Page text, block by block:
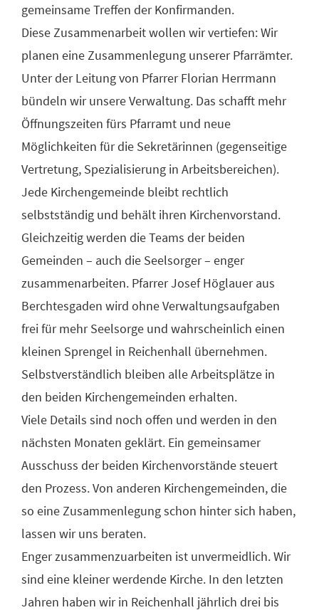
gemeinsame Treffen der Konfirmanden.
Diese Zusammenarbeit wollen wir vertiefen: Wir
planen eine Zusammenlegung unserer Pfarrämter.
Unter der Leitung von Pfarrer Florian Herrmann
bündeln wir unsere Verwaltung. Das schafft mehr
Öffnungszeiten fürs Pfarramt und neue
Möglichkeiten für die Sekretärinnen (gegenseitige
Vertretung, Spezialisierung in Arbeitsbereichen).
Jede Kirchengemeinde bleibt rechtlich
selbstständig und behält ihren Kirchenvorstand.
Gleichzeitig werden die Teams der beiden
Gemeinden – auch die Seelsorger – enger
zusammenarbeiten. Pfarrer Josef Höglauer aus
Berchtesgaden wird ohne Verwaltungsaufgaben
frei für mehr Seelsorge und wahrscheinlich einen
kleinen Sprengel in Reichenhall übernehmen.
Selbstverständlich bleiben alle Arbeitsplätze in
den beiden Kirchengemeinden erhalten.
Viele Details sind noch offen und werden in den
nächsten Monaten geklärt. Ein gemeinsamer
Ausschuss der beiden Kirchenvorstände steuert
den Prozess. Von anderen Kirchengemeinden, die
so eine Zusammenlegung schon hinter sich haben,
lassen wir uns beraten.
Enger zusammenzuarbeiten ist unvermeidlich. Wir
sind eine kleiner werdende Kirche. In den letzten
Jahren haben wir in Reichenhall jährlich drei bis